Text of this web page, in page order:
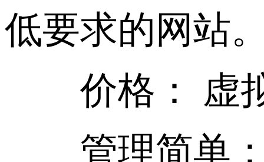
低要求的网站
价格： 虚拟
管理简单：